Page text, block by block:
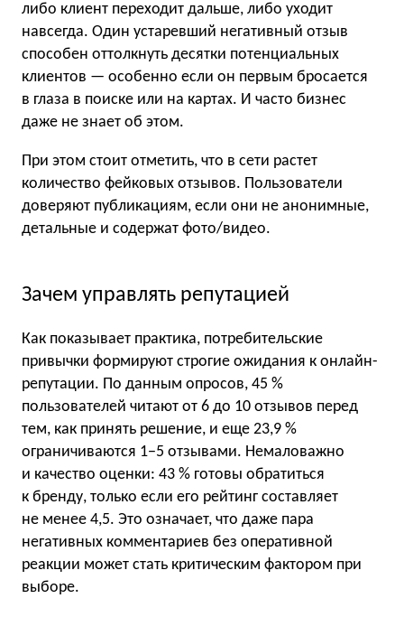
либо клиент переходит дальше, либо уходит
навсегда. Один устаревший негативный отзыв
способен оттолкнуть десятки потенциальных
клиентов — особенно если он первым бросается
в глаза в поиске или на картах. И часто бизнес
даже не знает об этом.
При этом стоит отметить, что в сети растет
количество фейковых отзывов. Пользователи
доверяют публикациям, если они не анонимные,
детальные и содержат фото/видео.
Зачем управлять репутацией
Как показывает практика, потребительские
привычки формируют строгие ожидания к онлайн-
репутации. По данным опросов, 45 %
пользователей читают от 6 до 10 отзывов перед
тем, как принять решение, и еще 23,9 %
ограничиваются 1−5 отзывами. Немаловажно
и качество оценки: 43 % готовы обратиться
к бренду, только если его рейтинг составляет
не менее 4,5. Это означает, что даже пара
негативных комментариев без оперативной
реакции может стать критическим фактором при
выборе.